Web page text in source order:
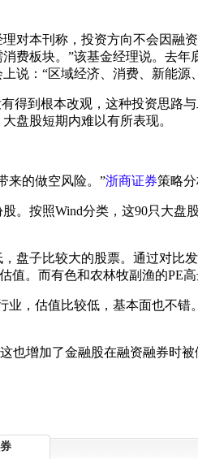
对本刊称，投资方向不会因融
费板块。”该基金经理说。去
说：“区域经济、消费、新能
得到根本改观，这种投资思路
盘股短期内难以有所表现。
来的做空风险。”浙商证券策略
股。按照Wind分类，这90只大盘
盘子比较大的股票。通过对
。而有色和农林牧副渔的PE
，估值比较低，基本面也不
增加了金融股在融资融券时